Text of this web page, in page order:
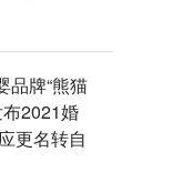
品牌“熊猫
2021婚
更名转自